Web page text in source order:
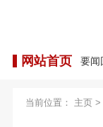
网站首页 要闻
当前位置： 主页>